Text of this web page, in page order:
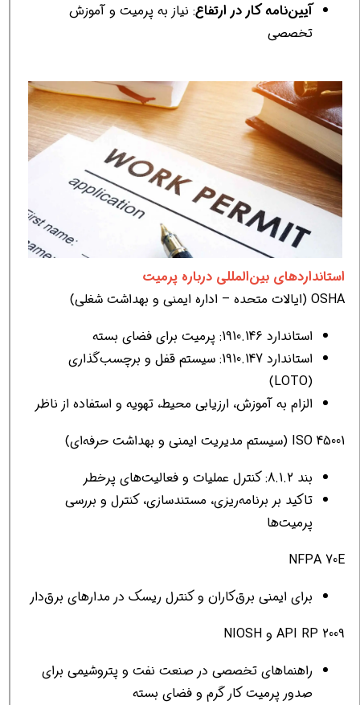
آیین‌نامه کار در ارتفاع: نیاز به پرمیت و آموزش
تخصصی
استانداردهای بین‌المللی درباره پرمیت
OSHA (ایالات متحده – اداره ایمنی و بهداشت شغلی)
استاندارد 1910.146: پرمیت برای فضای بسته
استاندارد 1910.147: سیستم قفل و برچسب‌گذاری
(LOTO)
الزام به آموزش، ارزیابی محیط، تهویه و استفاده از ناظر
ISO 45001 (سیستم مدیریت ایمنی و بهداشت حرفه‌ای)
بند 8.1.2: کنترل عملیات و فعالیت‌های پرخطر
تاکید بر برنامه‌ریزی، مستندسازی، کنترل و بررسی
پرمیت‌ها
NFPA 70E
برای ایمنی برق‌کاران و کنترل ریسک در مدارهای برق‌دار
API RP 2009 و NIOSH
راهنماهای تخصصی در صنعت نفت و پتروشیمی برای
صدور پرمیت کار گرم و فضای بسته